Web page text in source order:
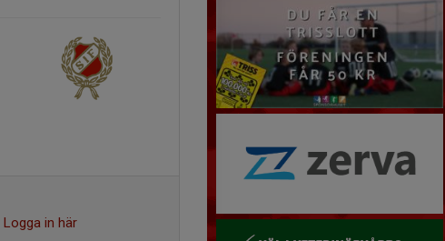
Logga in här